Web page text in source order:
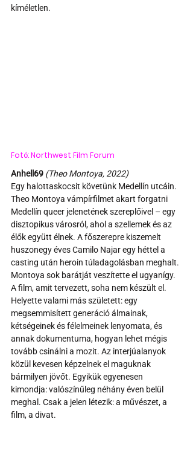
kíméletlen.
Fotó: Northwest Film Forum
Anhell69 (Theo Montoya, 2022)
Egy halottaskocsit követünk Medellín utcáin.
Theo Montoya vámpírfilmet akart forgatni
Medellín queer jelenetének szereplőivel – egy
disztopikus városról, ahol a szellemek és az
élők együtt élnek. A főszerepre kiszemelt
huszonegy éves Camilo Najar egy héttel a
casting után heroin túladagolásban meghalt.
Montoya sok barátját veszítette el ugyanígy.
A film, amit tervezett, soha nem készült el.
Helyette valami más született: egy
megsemmisített generáció álmainak,
kétségeinek és félelmeinek lenyomata, és
annak dokumentuma, hogyan lehet mégis
tovább csinálni a mozit. Az interjúalanyok
közül kevesen képzelnek el maguknak
bármilyen jövőt. Egyikük egyenesen
kimondja: valószínűleg néhány éven belül
meghal. Csak a jelen létezik: a művészet, a
film, a divat.